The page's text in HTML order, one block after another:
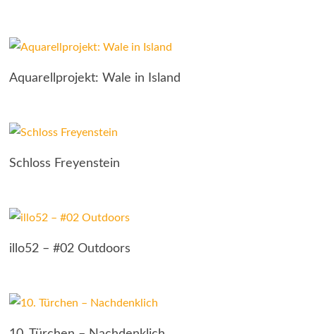
Aquarellprojekt: Wale in Island
Schloss Freyenstein
illo52 – #02 Outdoors